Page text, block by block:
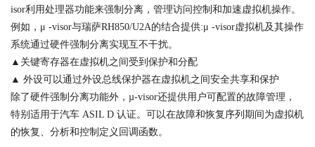
isor利用处理器功能来强制分离，管理访问控制和加速虚拟机操作。
例如，μ -visor与瑞萨RH850/U2A的结合提供:μ -visor虚拟机及其操作
系统通过硬件强制分离实现互不干扰。
▲关键寄存器在虚拟机之间受到保护和分配
▲ 外设可以通过外设总线保护器在虚拟机之间安全共享和保护
除了硬件强制分离功能外，µ-visor还提供用户可配置的故障管理，
特别适用于汽车 ASIL D 认证。可以在故障和恢复序列期间为虚拟机
的恢复、分析和控制定义回调函数。